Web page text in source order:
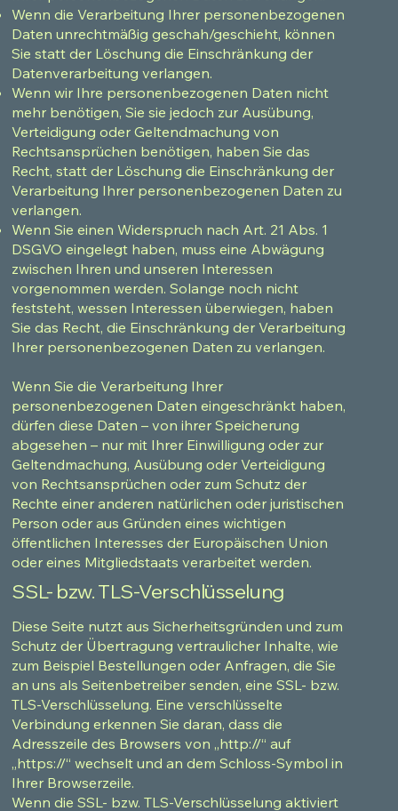
SSL- bzw. TLS-Verschlüsselung
Diese Seite nutzt aus Sicherheitsgründen und zum
Schutz der Übertragung vertraulicher Inhalte, wie
zum Beispiel Bestellungen oder Anfragen, die Sie
an uns als Seitenbetreiber senden, eine SSL- bzw.
TLS-Verschlüsselung. Eine verschlüsselte
Verbindung erkennen Sie daran, dass die
Adresszeile des Browsers von „http://“ auf
„https://“ wechselt und an dem Schloss-Symbol in
Ihrer Browserzeile.
Wenn die SSL- bzw. TLS-Verschlüsselung aktiviert
Wenn die Verarbeitung Ihrer personenbezogenen
Daten unrechtmäßig geschah/geschieht, können
Sie statt der Löschung die Einschränkung der
Datenverarbeitung verlangen.
Wenn wir Ihre personenbezogenen Daten nicht
mehr benötigen, Sie sie jedoch zur Ausübung,
Verteidigung oder Geltendmachung von
Rechtsansprüchen benötigen, haben Sie das
Recht, statt der Löschung die Einschränkung der
Verarbeitung Ihrer personenbezogenen Daten zu
verlangen.
Wenn Sie einen Widerspruch nach Art. 21 Abs. 1
DSGVO eingelegt haben, muss eine Abwägung
zwischen Ihren und unseren Interessen
vorgenommen werden. Solange noch nicht
feststeht, wessen Interessen überwiegen, haben
Sie das Recht, die Einschränkung der Verarbeitung
Ihrer personenbezogenen Daten zu verlangen.
Wenn Sie die Verarbeitung Ihrer
personenbezogenen Daten eingeschränkt haben,
dürfen diese Daten – von ihrer Speicherung
abgesehen – nur mit Ihrer Einwilligung oder zur
Geltendmachung, Ausübung oder Verteidigung
von Rechtsansprüchen oder zum Schutz der
Rechte einer anderen natürlichen oder juristischen
Person oder aus Gründen eines wichtigen
öffentlichen Interesses der Europäischen Union
oder eines Mitgliedstaats verarbeitet werden.